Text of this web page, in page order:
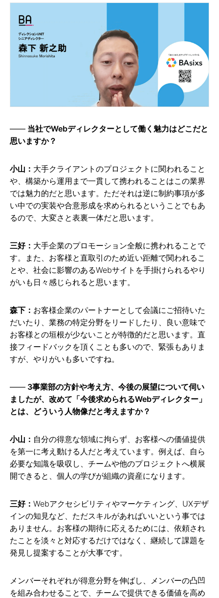
当社でWebディレクターとして働く魅力はどこだと
思いますか？
小山： 大手クライアントのプロジェクトに関われること
や、構築から運用まで一貫して携われることはこの業界
では魅力的だと思います。ただそれは逆に制約事項が多
い中での実装や合意形成を求められるということでもあ
るので、大変さと表裏一体だと思います。
三好： 大手企業のプロモーション全般に携われることで
す。また、お客様と直取引のため近い距離で関われるこ
とや、社会に影響のあるWebサイトを手掛けられるやり
がいも日々感じられると思います。
森下： お客様企業のパートナーとして会議にご招待いた
だいたり、業務の特定分野をリードしたり、良い意味で
お客様との垣根が少ないことが特徴的だと思います。直
接フィードバックを頂くことも多いので、緊張もありま
すが、やりがいも多いですね。
3事業部の方針や考え方、今後の展望について伺い
ましたが、改めて「今後求められるWebディレクター」
とは、どういう人物像だと考えますか？
小山： 自分の得意な領域に拘らず、お客様への価値提供
を第一に考え動ける人だと考えています。例えば、自ら
必要な知識を吸収し、チームや他のプロジェクトへ横展
開できると、個人の学びが組織の資産になります。
三好： Webアクセシビリティやマーケティング、UXデザ
インの知見など、ただスキルがあればいいという事では
ありません。お客様の期待に応えるためには、依頼され
たことを淡々と対応するだけではなく、継続して課題を
発見し提案することが大事です。
メンバーそれぞれが得意分野を伸ばし、メンバーの凸凹
を組み合わせることで、チームで提供できる価値を高め